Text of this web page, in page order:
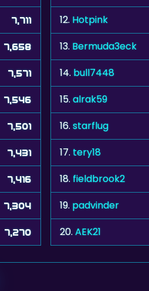
7,711
7,658
7,571
7,546
7,501
7,431
7,416
7,304
7,270
12. Hotpink
13. Bermuda3eck
14. bull7448
15.alrak59
16.starflug
17.tery18
18.fieldbrook2
19. padvinder
20.AEK21